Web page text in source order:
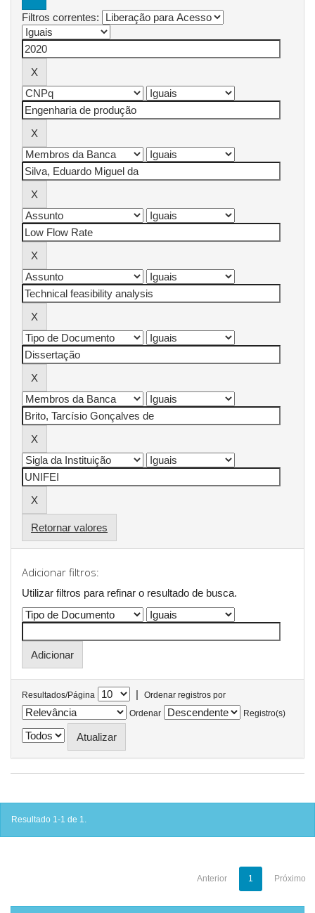
Filtros correntes:
Retornar valores
Adicionar filtros:
Utilizar filtros para refinar o resultado de busca.
Resultados/Página |
Ordenar registros por
Ordenar
Registro(s)
Resultado 1-1 de 1.
Anterior 1 Próximo